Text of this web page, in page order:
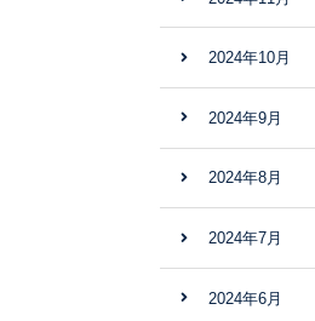
2024年10月
2024年9月
2024年8月
2024年7月
2024年6月